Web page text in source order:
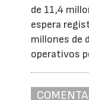
de 11,4
espera
millones de
operativos